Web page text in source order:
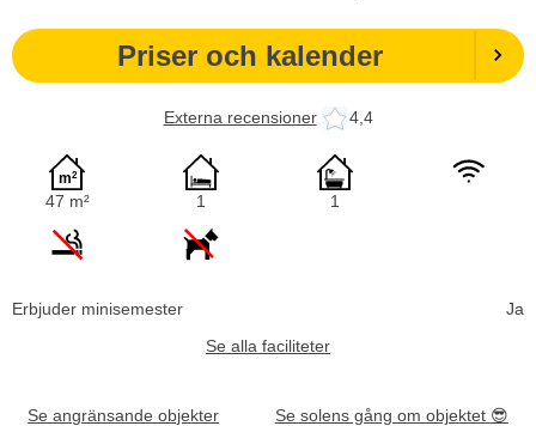
Priser och kalender
Externa recensioner 4,4
47 m² 1 1
Erbjuder minisemester
Ja
Se alla faciliteter
Se angränsande objekter Se solens gång om objektet 😎